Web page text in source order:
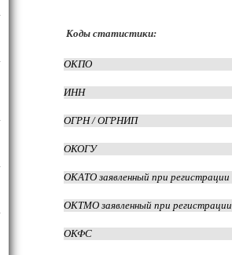
Коды статистики:
ОКПО
ИНН
ОГРН / ОГРНИП
ОКОГУ
ОКАТО заявленный при регистрации
ОКТМО заявленный при регистрации
ОКФС